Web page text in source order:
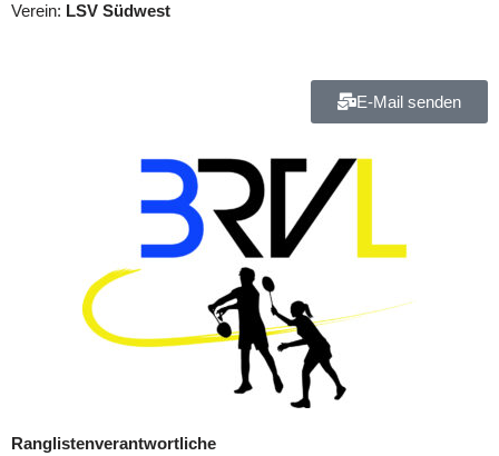
Verein: LSV Südwest
E-Mail senden
Ranglistenverantwortliche